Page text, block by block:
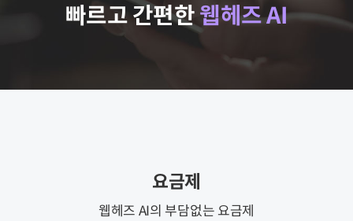
빠르고 간편한웹헤즈 AI
요금제
웹헤즈 AI의 부담없는 요금제